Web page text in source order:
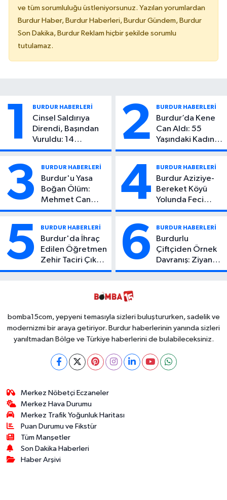
ve tüm sorumluluğu üstleniyorsunuz. Yazılan yorumlardan
Burdur Haber, Burdur Haberleri, Burdur Gündem, Burdur
Son Dakika, Burdur Reklam hiçbir şekilde sorumlu
tutulamaz.
1 BURDUR HABERLERİ
Cinsel Saldırıya
Direndi, Başından
Vuruldu: 14
Yaşındaki Çocuktan
2 BURDUR HABERLERİ
Burdur’da Kene
Can Aldı: 55
Yaşındaki Kadın
Hayatını Kaybetti
3 BURDUR HABERLERİ
Burdur'u Yasa
Boğan Ölüm:
Mehmet Can
Atıcı Genç Yaşta
4 BURDUR HABERLERİ
Burdur Aziziye-
Bereket Köyü
Yolunda Feci
Kaza: 1 Ölü, 2
5 BURDUR HABERLERİ
Burdur'da İhraç
Edilen Öğretmen
Zehir Taciri Çıktı:
Binlerce
6 BURDUR HABERLERİ
Burdurlu
Çiftçiden Örnek
Davranış: Ziyan
Olmasın Diye
Toplayabilecek
bomba15com, yepyeni temasıyla sizleri buluştururken, sadelik ve
modernizmi bir araya getiriyor. Burdur haberlerinin yanında sizleri
yanıltmadan Bölge ve Türkiye haberlerini de bulabileceksiniz.
Merkez Nöbetçi Eczaneler
Merkez Hava Durumu
Merkez Trafik Yoğunluk Haritası
Puan Durumu ve Fikstür
Tüm Manşetler
Son Dakika Haberleri
Haber Arşivi